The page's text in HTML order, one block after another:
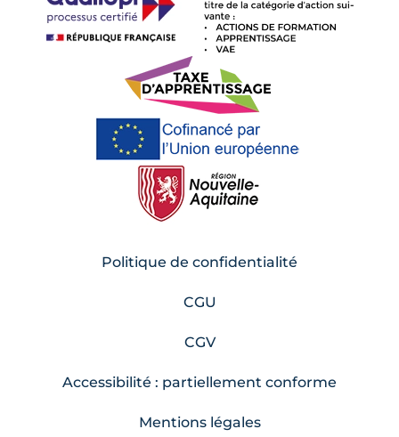
Politique de confidentialité
CGU
CGV
Accessibilité : partiellement conforme
Mentions légales